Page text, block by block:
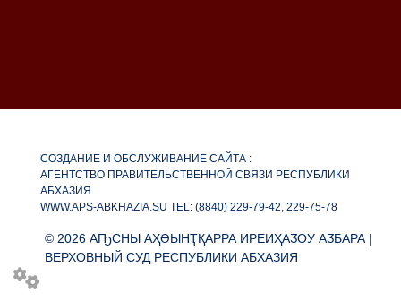
СОЗДАНИЕ И ОБСЛУЖИВАНИЕ САЙТА :
АГЕНТСТВО ПРАВИТЕЛЬСТВЕННОЙ СВЯЗИ РЕСПУБЛИКИ
АБХАЗИЯ
WWW.APS-ABKHAZIA.SU TEL: (8840) 229-79-42, 229-75-78
© 2026 АҦСНЫ АҲӘЫНҬҚАРРА ИРЕИҲАӠОУ АӠБАРА |
ВЕРХОВНЫЙ СУД РЕСПУБЛИКИ АБХАЗИЯ